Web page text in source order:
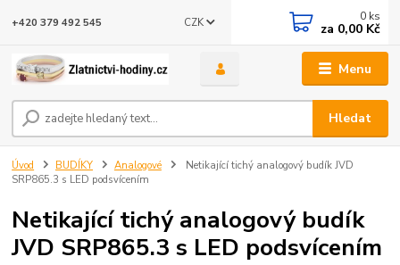
Menu
CZK
Hledat
+420 379 492 545 0 ks
za 0,00 Kč
Úvod BUDÍKY Analogové
Netikající tichý analogový budík JVD
SRP865.3 s LED podsvícením
Netikající tichý analogový budík
JVD SRP865.3 s LED podsvícením